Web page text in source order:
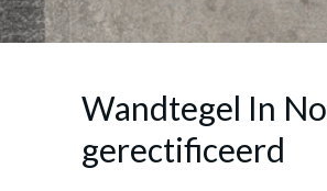
Wandtegel In
gerectificeerd